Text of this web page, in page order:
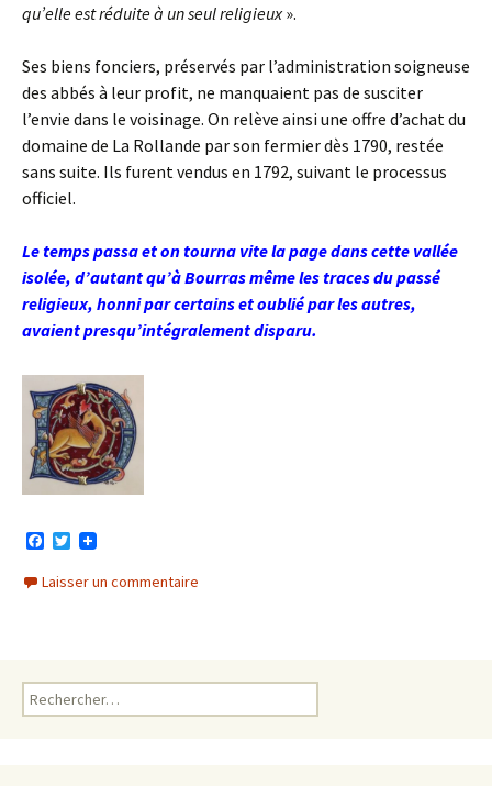
qu’elle est réduite à un seul religieux».
Ses biens fonciers, préservés par l’administration soigneuse
des abbés à leur profit, ne manquaient pas de susciter
l’envie dans le voisinage. On relève ainsi une offre d’achat du
domaine de La Rollande par son fermier dès 1790, restée
sans suite. Ils furent vendus en 1792, suivant le processus
officiel.
Le temps passa et on tourna vite la page dans cette vallée
isolée, d’autant qu’à Bourras même les traces du passé
religieux, honni par certains et oublié par les autres,
avaient presqu’intégralement disparu.
c
e
T
i
t
Laisser un commentaire
Rechercher :